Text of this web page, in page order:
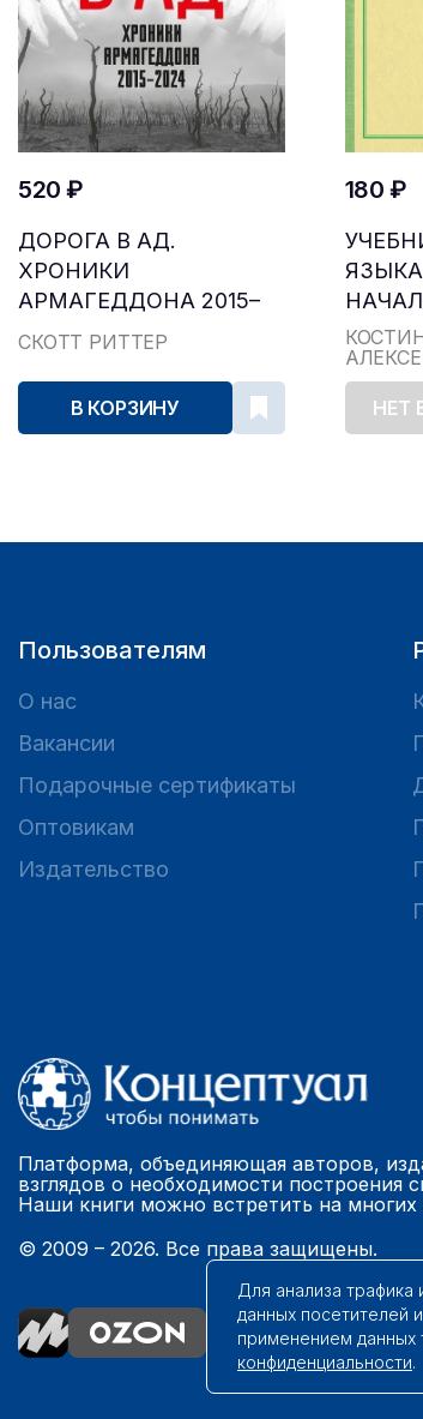
520 ₽
ДОРОГА В АД.
ХРОНИКИ
АРМАГЕДДОНА 2015–
2024
СКОТТ РИТТЕР
В КОРЗИНУ
180 ₽
НЕТ
Пользователям
О нас
Вакансии
Подарочные сертификаты
Оптовикам
Издательство
Платформа, объединяющая авторов,
взглядов о необходимости построения
Наши книги можно встретить на
© 2009 – 2026. Все права защищены.
Для анализа
данных посетителей
применением данных
конфиденциальности.